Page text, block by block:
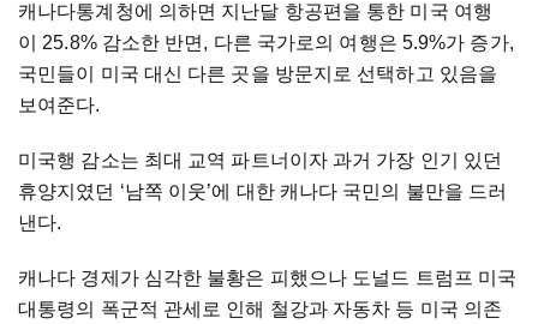
캐나다통계청에 의하면 지난달 항공편을 통한 미국 여행
이 25.8% 감소한 반면, 다른 국가로의 여행은 5.9%가 증가,
국민들이 미국 대신 다른 곳을 방문지로 선택하고 있음을
보여준다.
미국행 감소는 최대 교역 파트너이자 과거 가장 인기 있던
휴양지였던 ‘남쪽 이웃’에 대한 캐나다 국민의 불만을 드러
낸다.
캐나다 경제가 심각한 불황은 피했으나 도널드 트럼프 미국
대통령의 폭군적 관세로 인해 철강과 자동차 등 미국 의존